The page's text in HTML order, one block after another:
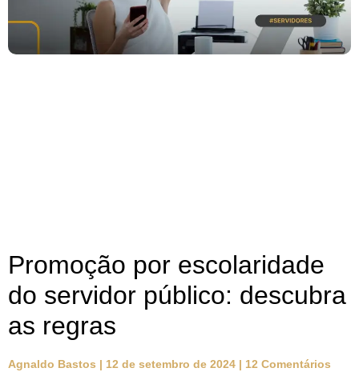
Promoção por escolaridade
do servidor público: descubra
as regras
Agnaldo Bastos 12 de setembro de 2024 12 Comentários